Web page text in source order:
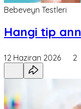
Bebeveyn Testleri
Hangi tip
12 Haziran 2026 2